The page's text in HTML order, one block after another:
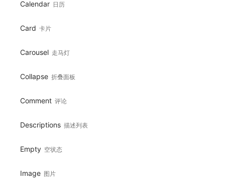
Calendar 日历
Card 卡片
Carousel 走马灯
Collapse 折叠面板
Comment 评论
Descriptions 描述列表
Empty 空状态
Image 图片